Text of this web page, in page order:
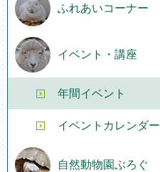
ふれあいコーナー
イベント・講座
年間イベント
イベントカレンダー
自然動物園ぶろぐ